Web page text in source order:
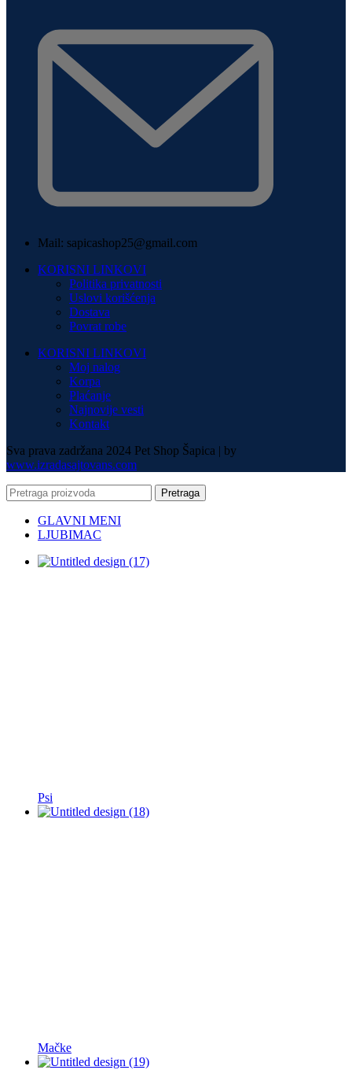
Mail: sapicashop25@gmail.com
KORISNI LINKOVI
Politika privatnosti
Uslovi korišćenja
Dostava
Povrat robe
KORISNI LINKOVI
Moj nalog
Korpa
Plaćanje
Najnovije vesti
Kontakt
Sva prava zadržana 2024 Pet Shop Šapica | by
www.izradasajtovans.com
Pretraga
GLAVNI MENI
LJUBIMAC
Psi
Mačke